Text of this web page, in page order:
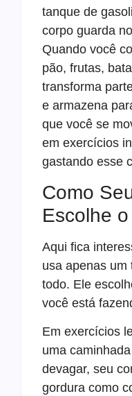
tanque de
corpo guarda
Quando você
pão, frutas,
transforma
e armazena
que você se
em exercícios
gastando esse
Como
Escolhe
Aqui fica
usa apenas um
todo. Ele
você está
Em exercícios
uma
devagar, seu
gordura como